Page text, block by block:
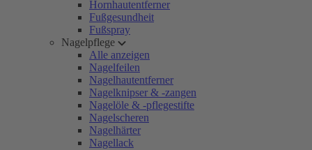
Hornhautentferner
Fußgesundheit
Fußspray
Nagelpflege
Alle anzeigen
Nagelfeilen
Nagelhautentferner
Nagelknipser & -zangen
Nagelöle & -pflegestifte
Nagelscheren
Nagelhärter
Nagellack